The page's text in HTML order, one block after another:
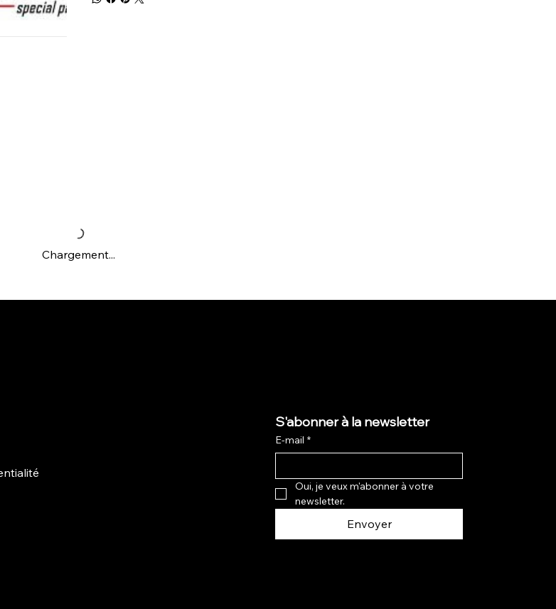
Chargement...
S'abonner à la newsletter
E-mail *
Oui, je veux m'abonner à votre
newsletter.
Envoyer